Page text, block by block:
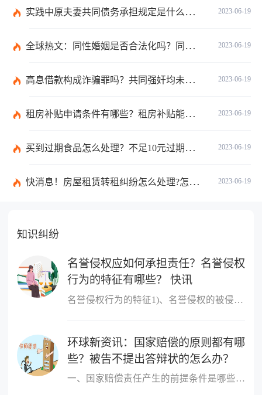
2023-06-19
实践中原夫妻共同债务承担规定是什么？离婚时债权分割依据是什么？
2023-06-19
全球热文：同性婚姻是否合法化吗？同性婚姻合法国家有哪些？
2023-06-19
高息借款构成诈骗罪吗？共同强奸均未遂是否构成轮奸？
2023-06-19
租房补贴申请条件有哪些？租房补贴能拿几年？|天天快播
2023-06-19
买到过期食品怎么处理？不足10元过期商品怎么赔偿？
2023-06-19
快消息！房屋租赁转租纠纷怎么处理?怎么处理房屋转租纠纷?
知识纠纷
名誉侵权应如何承担责任？名誉侵权
行为的特征有哪些？ 快讯
名誉侵权行为的特征1)、名誉侵权的被侵害人是特定的人。当然不一定
环球新资讯：国家赔偿的原则都有哪
些？被告不提出答辩状的怎么办？
一、国家赔偿责任产生的前提条件是哪些国家赔偿责任产生的前提条件